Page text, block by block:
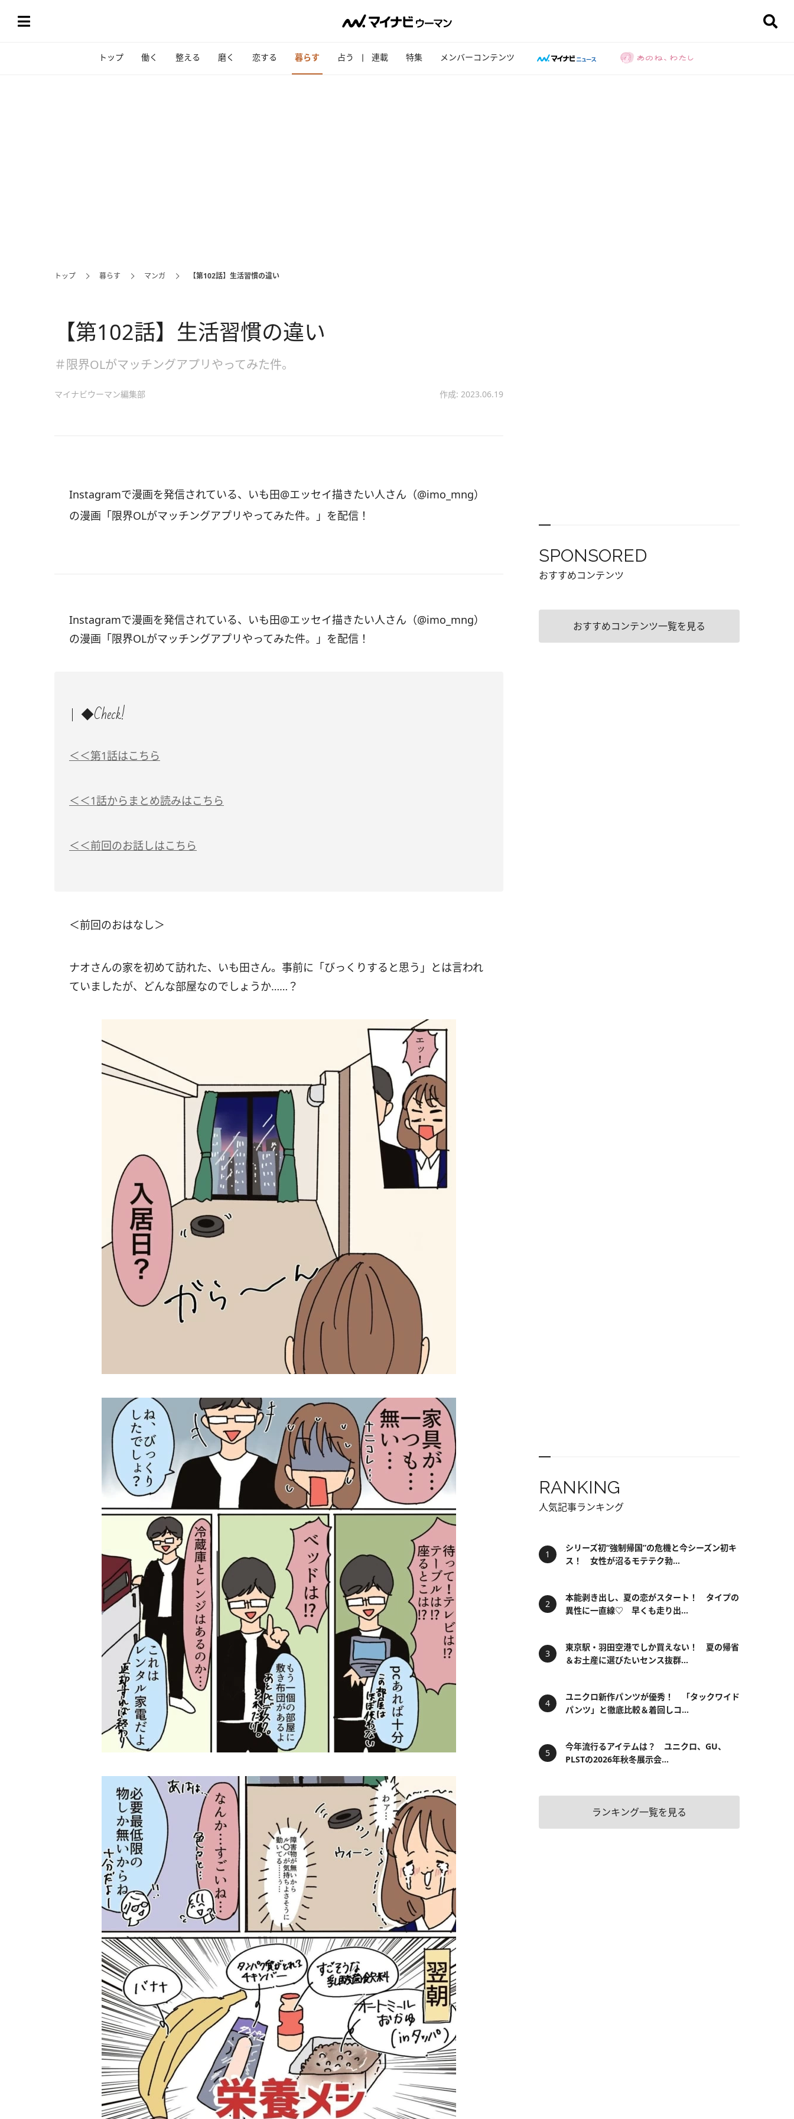
トップ 働く 整える 磨く 恋する 暮らす 占う 連載 特集 メンバーコンテンツ
トップ 暮らす マンガ 【第102話】生活習慣の違い
【第102話】生活習慣の違い
＃限界OLがマッチングアプリやってみた件。
マイナビウーマン編集部 作成: 2023.06.19
Instagramで漫画を発信されている、いも田@エッセイ描きたい人さん（@imo_mng）
の漫画「限界OLがマッチングアプリやってみた件。」を配信！
Instagramで漫画を発信されている、いも田@エッセイ描きたい人さん（@imo_mng）
の漫画「限界OLがマッチングアプリやってみた件。」を配信！
◆Check!
＜＜第1話はこちら
＜＜1話からまとめ読みはこちら
＜＜前回のお話しはこちら
＜前回のおはなし＞
ナオさんの家を初めて訪れた、いも田さん。事前に「びっくりすると思う」とは言われ
ていましたが、どんな部屋なのでしょうか……？
SPONSORED
おすすめコンテンツ
おすすめコンテンツ一覧を見る
RANKING
人気記事ランキング
シリーズ初“強制帰国”の危機と今シーズン初キ
ス！ 女性が沼るモテテク勃...
本能剥き出し、夏の恋がスタート！ タイプの
異性に一直線♡ 早くも走り出...
東京駅・羽田空港でしか買えない！ 夏の帰省
＆お土産に選びたいセンス抜群...
ユニクロ新作パンツが優秀！ 「タックワイド
パンツ」と徹底比較＆着回しコ...
今年流行るアイテムは？ ユニクロ、GU、
PLSTの2026年秋冬展示会...
ランキング一覧を見る